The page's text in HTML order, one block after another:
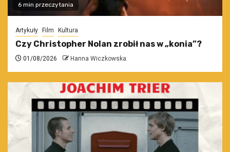
6 min przeczytania
Artykuły Film Kultura
Czy Christopher Nolan zrobił nas w „konia”?
01/08/2026 Hanna Wiczkowska